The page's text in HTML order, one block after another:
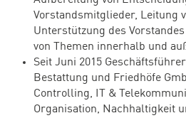
Vorstandsmitglieder, Leitung
Unterstützung des
von Themen innerhalb und
Seit Juni 2015
Bestattung und Friedhöfe
Controlling, IT &
Organisation, Nachhaltigkeit